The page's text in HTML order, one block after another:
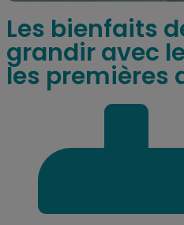
Les bienfaits
grandir avec
les premières